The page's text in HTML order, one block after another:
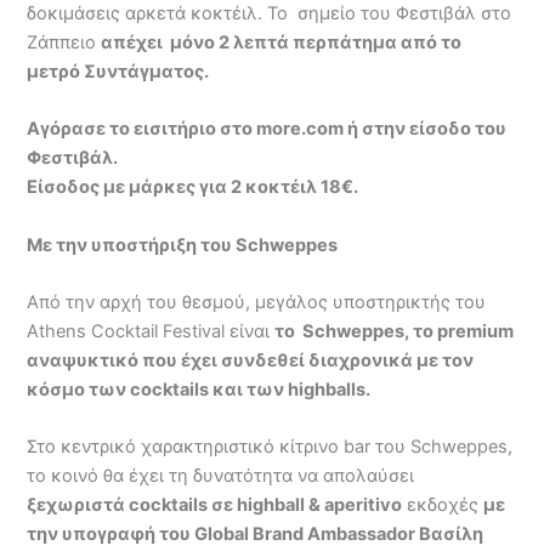
δοκιμάσεις αρκετά κοκτέιλ. Το σημείο του Φεστιβάλ στο
Ζάππειοαπέχει μόνο 2 λεπτά περπάτημα από το
μετρό Συντάγματος.
Αγόρασε το εισιτήριο στο more.com ή στην είσοδο του
Φεστιβάλ.
Είσοδος με μάρκες για 2 κοκτέιλ 18€.
Με την υποστήριξη του Schweppes
Από την αρχή του θεσμού, μεγάλος υποστηρικτής του
Athens Cocktail Festival είναιτο Schweppes, το premium
αναψυκτικό που έχει συνδεθεί διαχρονικά με τον
κόσμο των cocktails και των highballs.
Στο κεντρικό χαρακτηριστικό κίτρινο bar του Schweppes,
το κοινό θα έχει τη δυνατότητα να απολαύσει
ξεχωριστάcocktails σε highball &aperitivo εκδοχές με
την υπογραφή τουGlobal BrandAmbassador Βασίλη